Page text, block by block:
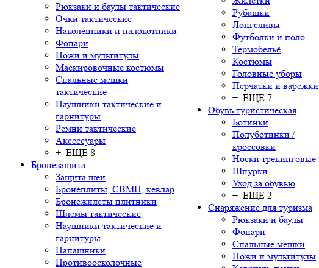
Рюкзаки и баулы тактические
Очки тактические
Наколенники и налокотники
Фонари
Ножи и мультитулы
Маскировочные костюмы
Спальные мешки
тактические
Наушники тактические и
гарнитуры
Ремни тактические
Аксессуары
+ ЕЩЕ 8
Бронезащита
Защита шеи
Бронеплиты, СВМП, кевлар
Бронежилеты плитники
Шлемы тактические
Наушники тактические и
гарнитуры
Напашники
Противоосколочные
Рубашки
Лонгсливы
Футболки и поло
Термобельё
Костюмы
Головные уборы
Перчатки и варежки
+ ЕЩЕ 7
Обувь туристическая
Ботинки
Полуботинки /
кроссовки
Носки трекинговые
Шнурки
Уход за обувью
+ ЕЩЕ 2
Снаряжение для туризма
Рюкзаки и баулы
Фонари
Спальные мешки
Ножи и мультитулы